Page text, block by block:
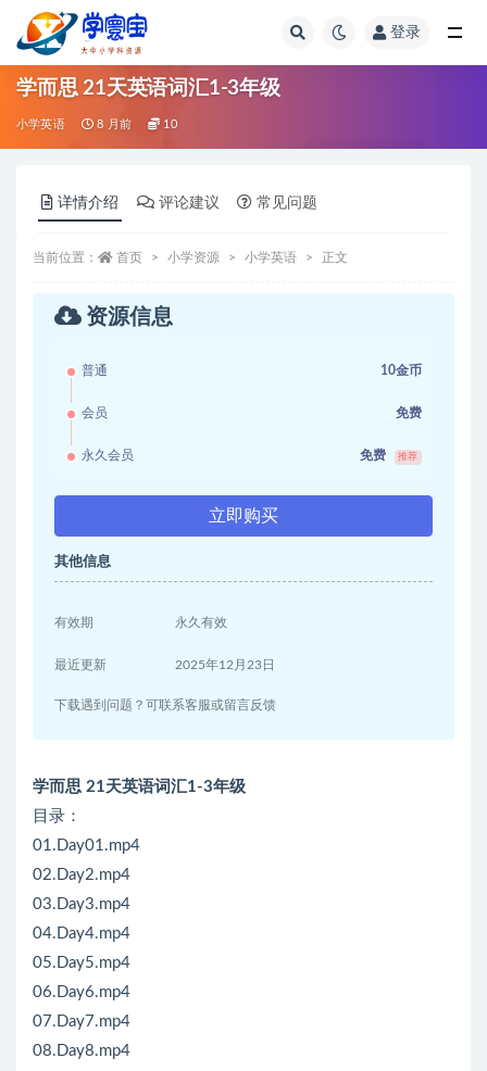
登录
学而思 21天英语词汇1-3年级
小学英语 8 月前 10
详情介绍 评论建议 常见问题
当前位置： 首页 小学资源 小学英语 正文
资源信息
普通 10金币
会员 免费
永久会员 免费 推荐
立即购买
其他信息
有效期 永久有效
最近更新 2025年12月23日
下载遇到问题？可联系客服或留言反馈
学而思 21天英语词汇1-3年级
目录：
01.Day01.mp4
02.Day2.mp4
03.Day3.mp4
04.Day4.mp4
05.Day5.mp4
06.Day6.mp4
07.Day7.mp4
08.Day8.mp4
全部